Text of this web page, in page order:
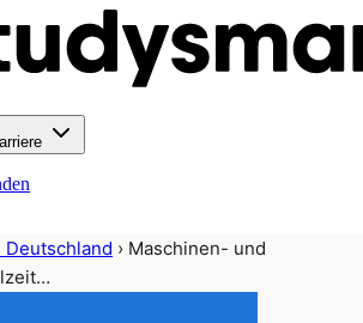
Deutschland › Maschinen- und